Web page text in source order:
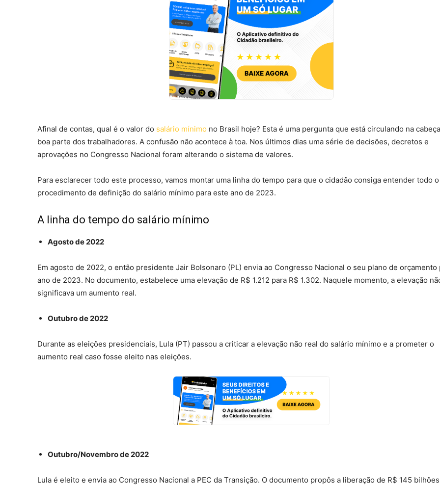
Afinal de contas, qual é o valor do salário mínimo no Brasil hoje? Esta é uma pergunta que está circulando na
boa parte dos trabalhadores. A confusão não acontece à toa. Nos últimos dias uma série de decisões, decretos e
aprovações no Congresso Nacional foram alterando o sistema de valores.
Para esclarecer todo este processo, vamos montar uma linha do tempo para que o cidadão consiga entender todo o
procedimento de definição do salário mínimo para este ano de 2023.
A linha do tempo do salário mínimo
Agosto de 2022
Em agosto de 2022, o então presidente Jair Bolsonaro (PL) envia ao Congresso Nacional o seu plano de orçamento
ano de 2023. No documento, estabelece uma elevação de R$ 1.212 para R$ 1.302. Naquele momento, a elevação
significava um aumento real.
Outubro de 2022
Durante as eleições presidenciais, Lula (PT) passou a criticar a elevação não real do salário mínimo e a prometer o
aumento real caso fosse eleito nas eleições.
Outubro/Novembro de 2022
Lula é eleito e envia ao Congresso Nacional a PEC da Transição. O documento propôs a liberação de R$ 145